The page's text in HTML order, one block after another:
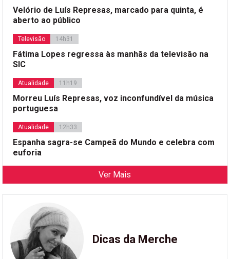
Velório de Luís Represas, marcado para quinta, é
aberto ao público
Televisão 14h31
Fátima Lopes regressa às manhãs da televisão na
SIC
Atualidade 11h19
Morreu Luís Represas, voz inconfundível da música
portuguesa
Atualidade 12h33
Espanha sagra-se Campeã do Mundo e celebra com
euforia
Ver Mais
Dicas da Merche